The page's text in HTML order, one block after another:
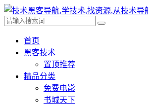
首页
黑客技术
置顶推荐
精品分类
免费电影
书城天下